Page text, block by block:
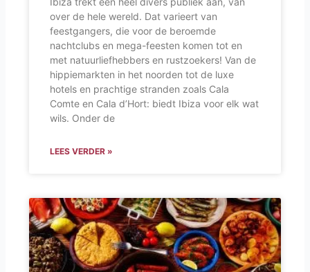
over de hele wereld. Dat varieert van
feestgangers, die voor de beroemde
nachtclubs en mega-feesten komen tot en
met natuurliefhebbers en rustzoekers! Van de
hippiemarkten in het noorden tot de luxe
hotels en prachtige stranden zoals Cala
Comte en Cala d’Hort: biedt Ibiza voor elk wat
wils. Onder de
LEES VERDER »